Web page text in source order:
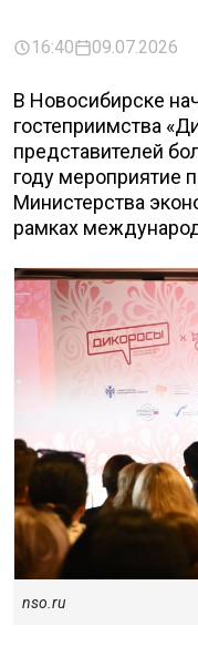
16:40 09.07.2026
В Новосибирске
гостеприимства
представителей
году мероприятие
Министерства
рамках
nso.ru